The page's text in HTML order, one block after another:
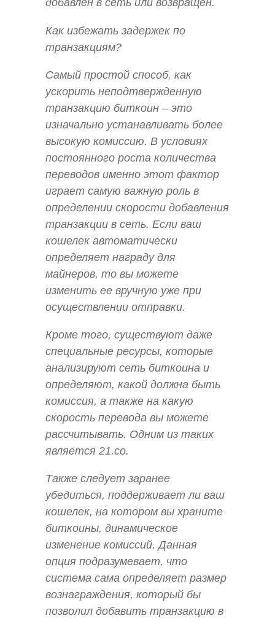
добавлен в сеть или возвращен.
Как избежать задержек по
транзакциям?
Самый простой способ, как
ускорить неподтвержденную
транзакцию биткоин – это
изначально устанавливать более
высокую комиссию. В условиях
постоянного роста количества
переводов именно этот фактор
играет самую важную роль в
определении скорости добавления
транзакции в сеть. Если ваш
кошелек автоматически
определяет награду для
майнеров, то вы можете
изменить ее вручную уже при
осуществлении отправки.
Кроме того, существуют даже
специальные ресурсы, которые
анализируют сеть биткоина и
определяют, какой должна быть
комиссия, а также на какую
скорость перевода вы можете
рассчитывать. Одним из таких
является 21.co.
Также следует заранее
убедиться, поддерживает ли ваш
кошелек, на котором вы храните
биткоины, динамическое
изменение комиссий. Данная
опция подразумевает, что
система сама определяет размер
вознаграждения, который бы
позволил добавить транзакцию в